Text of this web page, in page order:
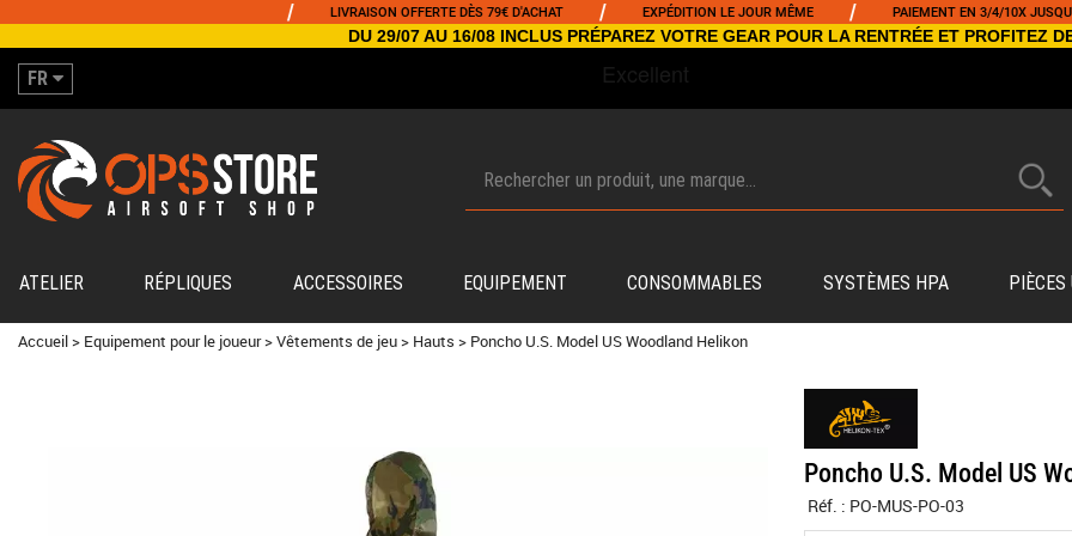
LIVRAISON OFFERTE DÈS 79€ D'ACHAT / EXPÉDITION LE JOUR MÊME / PAIEMENT EN 3/4/10X JUSQU'À
DU 29/07 AU 16/08 INCLUS PRÉPAREZ VOTRE GEAR POUR LA RENTRÉE ET PROFITEZ
FR
ATELIER RÉPLIQUES ACCESSOIRES EQUIPEMENT CONSOMMABLES SYSTÈMES HPA PIÈCES
Accueil> Equipement pour le joueur>Vêtements de jeu> Hauts > Poncho U.S. Model US Woodland Helikon
Poncho U.S. Model US
Réf. : PO-MUS-PO-03